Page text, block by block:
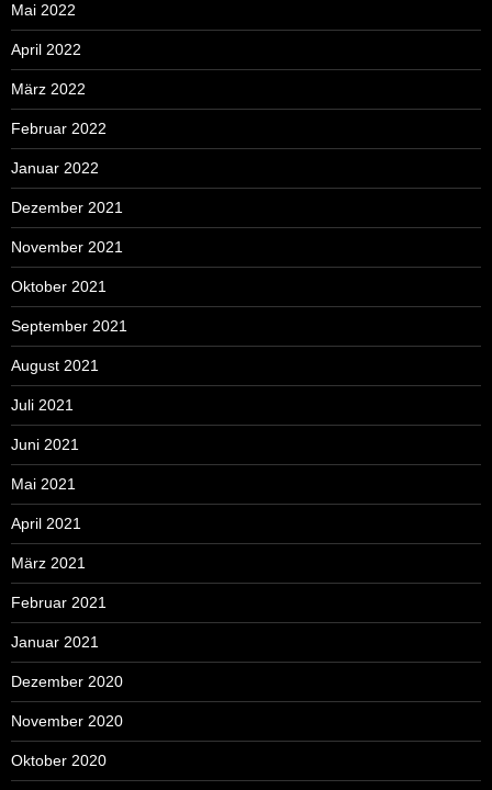
Mai 2022
April 2022
März 2022
Februar 2022
Januar 2022
Dezember 2021
November 2021
Oktober 2021
September 2021
August 2021
Juli 2021
Juni 2021
Mai 2021
April 2021
März 2021
Februar 2021
Januar 2021
Dezember 2020
November 2020
Oktober 2020